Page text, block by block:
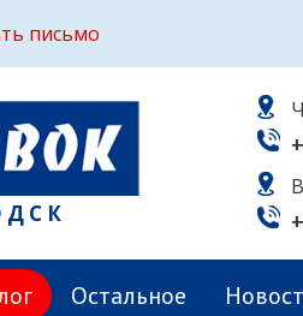
письмо
Остальное